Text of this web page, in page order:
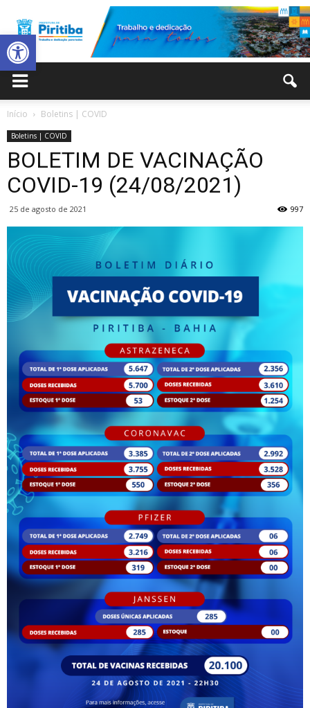
Abrir a barra de ferramentas
Municipal
Piritiba
Início Boletins | COVID
Boletins | COVID
BOLETIM DE VACINAÇÃO
COVID-19 (24/08/2021)
25 de agosto de 2021 997